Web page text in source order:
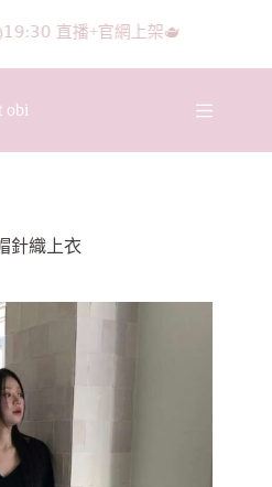
隨意留言抽獎🧸🩰
obi
針織上衣